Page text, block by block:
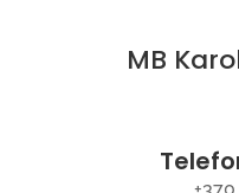
MB